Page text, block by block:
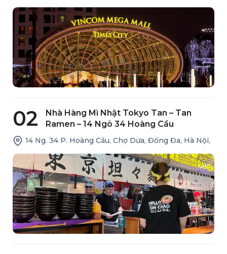
02
Nhà Hàng Mì Nhật Tokyo Tan – Tan
Ramen – 14 Ngõ 34 Hoàng Cầu
14 Ng. 34 P. Hoàng Cầu, Chợ Dừa, Đống Đa, Hà Nội,